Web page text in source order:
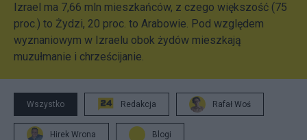
Izrael ma 7,66 mln mieszkańców, z czego większość (75
proc.) to Żydzi, 20 proc. to Arabowie. Pod względem
wyznaniowym w Izraelu obok żydów mieszkają
muzułmanie i chrześcijanie.
Wszystko Redakcja Rafał Woś
Hirek Wrona Blogi